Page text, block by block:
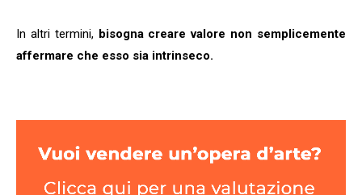
In altri termini, bisogna creare valore non semplicemente
affermare che esso sia intrinseco.